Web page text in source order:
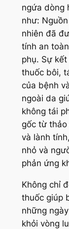
ngứa dòng
như:
nhiên đã
tính an
phụ. Sự
thuốc bôi,
của bệnh
ngoài da
không tái
gốc từ
và lành
nhỏ và
phản ứng
Không chỉ
thuốc giúp
những
khỏi vòng